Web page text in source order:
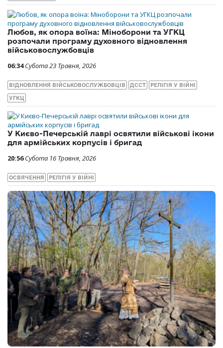
Любов, як опора воїна: Міноборони та УГКЦ
розпочали програму духовного відновлення
військовослужбовців
06:34 Субота 23 Травня, 2026
ВІДНОВЛЕННЯ ВІЙСЬКОВОСЛУЖБОВЦІВ ДССТ РЕЛІГІЯ У ВІЙНІ
УГКЦ
У Києво-Печерській лаврі освятили військові ікони
для армійських корпусів і бригад
20:56 Субота 16 Травня, 2026
ОСВЯЧЕННЯ РЕЛІГІЯ У ВІЙНІ